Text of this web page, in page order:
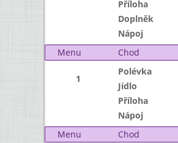
Příloha
Doplněk
Nápoj
Menu
Chod
1
Polévka
Jídlo
Příloha
Nápoj
Menu
Chod